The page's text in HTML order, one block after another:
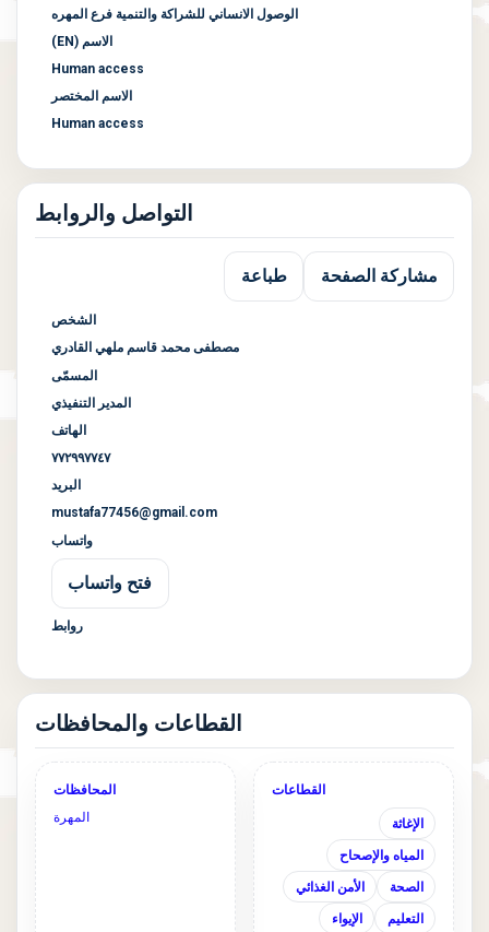
الوصول الانساني للشراكة والتنمية فرع المهره
الاسم (EN)
Human access
الاسم المختصر
Human access
التواصل والروابط
مشاركة الصفحة طباعة
الشخص
مصطفى محمد قاسم ملهي القادري
المسمّى
المدير التنفيذي
الهاتف
٧٧٢٩٩٧٧٤٧
البريد
mustafa77456@gmail.com
واتساب
فتح واتساب
روابط
القطاعات والمحافظات
القطاعات
الإغاثة
المياه والإصحاح
الصحة الأمن الغذائي
التعليم الإيواء
المحافظات
المهرة